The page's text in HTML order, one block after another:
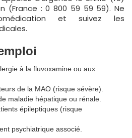
(France : 0 800 59 59 59). Ne
et suivez les
à la fluvoxamine ou aux
de la MAO (risque sévère).
maladie hépatique ou rénale.
épileptiques (risque
psychiatrique associé.